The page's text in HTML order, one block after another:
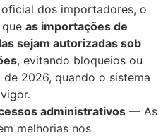
dos importadores, o
as importações de
sejam autorizadas sob
, evitando bloqueios ou
2026, quando o sistema
administrativos — As
melhorias nos